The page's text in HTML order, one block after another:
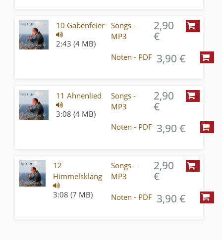
10 Gabenfeier
2:43 (4 MB)
Songs -
MP3
2,90
€
Noten - PDF 3,90 €
11 Ahnenlied
3:08 (4 MB)
Songs -
MP3
2,90
€
Noten - PDF 3,90 €
12
Himmelsklang
3:08 (7 MB)
Songs -
MP3
2,90
€
Noten - PDF 3,90 €